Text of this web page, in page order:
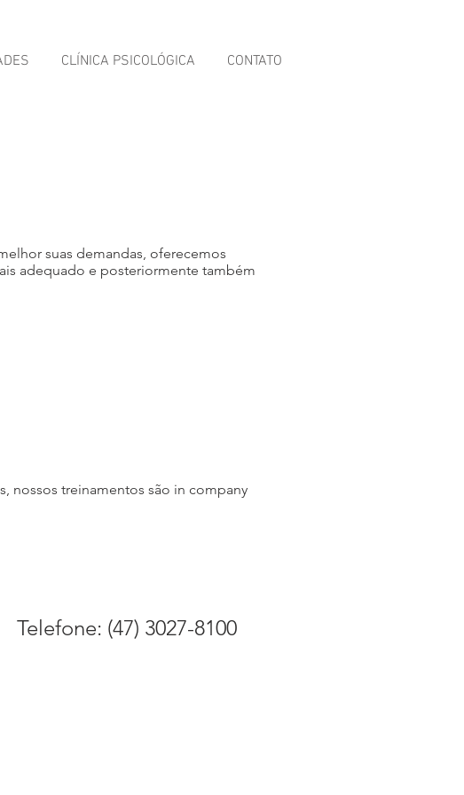
CLÍNICA PSICOLÓGICA CONTATO
suas demandas, oferecemos
adequado e posteriormente também
nossos treinamentos são in company
Telefone: (47) 3027-8100